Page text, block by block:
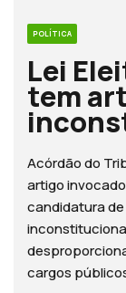
POLÍTICA
Lei
tem
Acórdão do
artigo
candidatura de
cargos